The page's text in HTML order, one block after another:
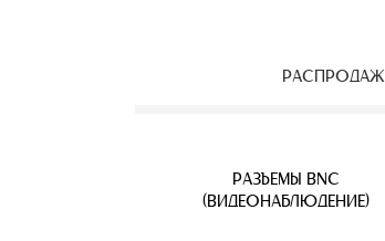
УЛИЧНЫЕ IP КАМЕРЫ
РАЗЪЕМЫ BNC
(ВИДЕОНАБЛЮДЕНИЕ)
КАБЕЛЬ ВИТАЯ ПАРА